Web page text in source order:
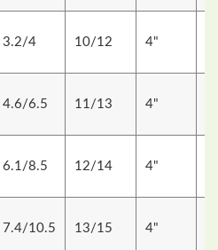
3.2/4 10/12 4"
4.6/6.5 11/13 4"
6.1/8.5 12/14 4"
7.4/10.5 13/15 4"